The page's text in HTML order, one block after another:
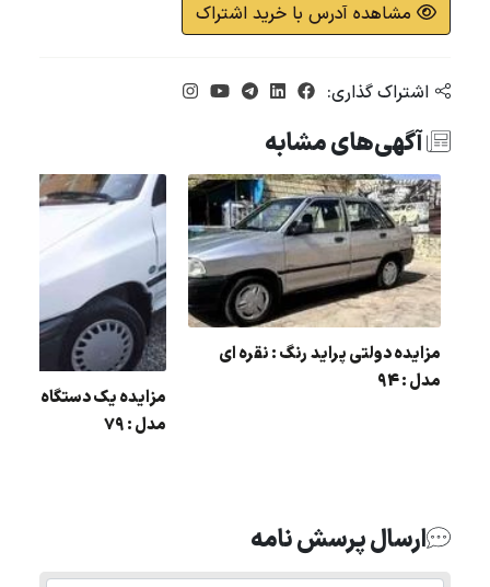
مشاهده آدرس با خرید اشتراک
اشتراک گذاری:
آگهی‌های مشابه
مزایده یک دستگاه
مدل : 79
مزایده دولتی پراید رنگ : نقره ای
مدل : 94
ارسال پرسش نامه